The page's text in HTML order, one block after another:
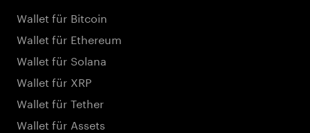
Wallet für Bitcoin
Wallet für Ethereum
Wallet für Solana
Wallet für XRP
Wallet für Tether
Wallet für Assets